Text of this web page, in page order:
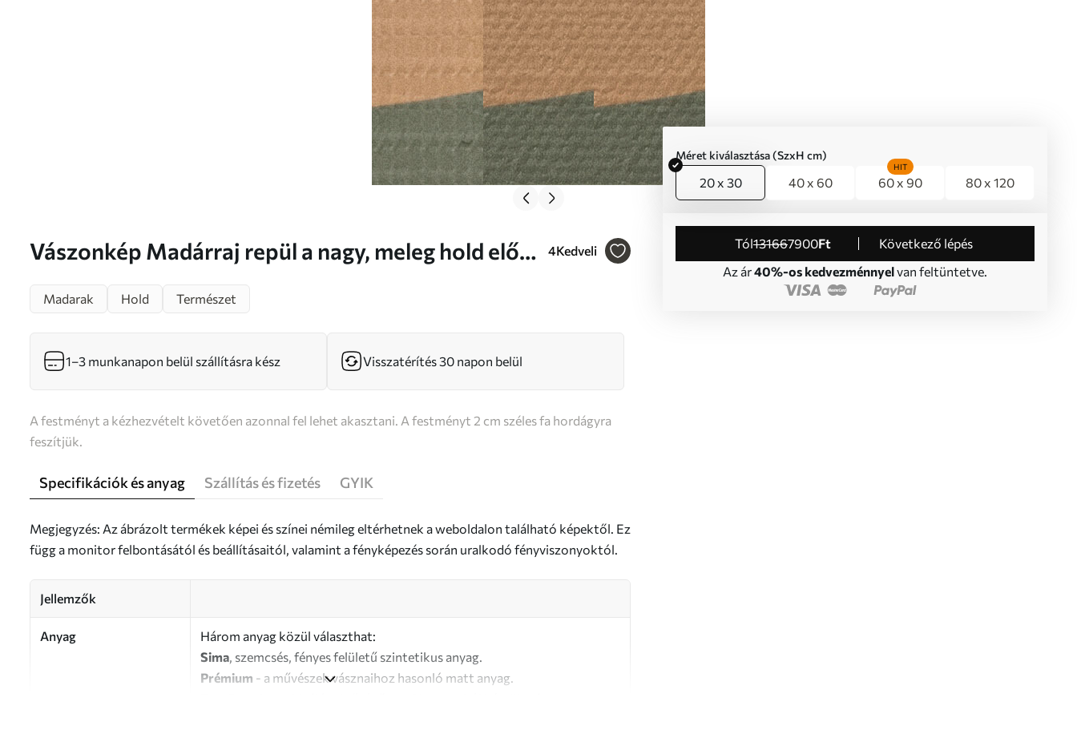
Vászonkép Madárraj repül a nagy, meleg hold előtt
4Kedveli
Méret kiválasztása (SzxH cm)
20 x 30 40 x 60 60 x 90
HIT
80 x 120
Tól131667900Ft
Következő lépés
Az ár40%-os kedvezménnyelvan feltüntetve.
Madarak
Hold Természet
1–3 munkanapon belül szállításra kész Visszatérítés 30 napon belül
A festményt a kézhezvételt követően azonnal fel lehet akasztani. A festményt 2 cm széles fa hordágyra
feszítjük.
Specifikációk és anyag Szállítás és fizetés GYIK
Megjegyzés: Az ábrázolt termékek képei és színei némileg eltérhetnek a weboldalon található képektől. Ez
függ a monitor felbontásától és beállításaitól, valamint a fényképezés során uralkodó fényviszonyoktól.
Jellemzők
Anyag
Három anyag közül választhat:
Sima, szemcsés, fényes felületű szintetikus anyag.
Prémium - a művészek vásznaihoz hasonló matt anyag.